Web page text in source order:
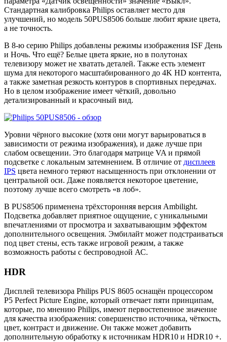
Стандартная калибровка Philips оставляет место для
улучшений, но модель 50PUS8506 больше любит яркие цвета,
а не точность.
В 8-ю серию Philips добавлены режимы изображения ISF День
и Ночь. Что ещё? Белые цвета яркие, но в полутонах
телевизору может не хватать деталей. Также есть элемент
шума для некоторого масштабированного до 4K HD контента,
а также заметная резкость контуров в спортивных передачах.
Но в целом изображение имеет чёткий, довольно
детализированный и красочный вид.
Уровни чёрного высокие (хотя они могут варьироваться в
зависимости от режима изображения), и даже лучше при
слабом освещении. Это благодаря матрице VA и прямой
подсветке с локальным затемнением. В отличие от дисплеев
IPS цвета немного теряют насыщенность при отклонении от
центральной оси. Даже появляется некоторое цветение,
поэтому лучше всего смотреть «в лоб».
В PUS8506 применена трёхсторонняя версия Ambilight.
Подсветка добавляет приятное ощущение, с уникальными
впечатлениями от просмотра и захватывающим эффектом
дополнительного освещения. Эмбилайт может подстраиваться
под цвет стены, есть также игровой режим, а также
возможность работы с беспроводной АС.
HDR
Дисплей телевизора Philips PUS 8605 оснащён процессором
P5 Perfect Picture Engine, который отвечает пяти принципам,
которые, по мнению Philips, имеют первостепенное значение
для качества изображения: совершенство источника, чёткость,
цвет, контраст и движение. Он также может добавить
дополнительную обработку к источникам HDR10 и HDR10 +.